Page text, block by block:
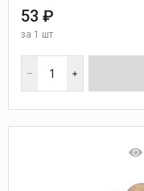
53 ₽
за 1 шт